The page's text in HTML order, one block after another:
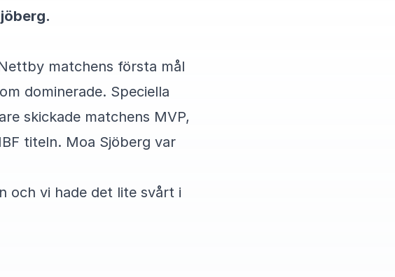
matchens första mål
dominerade. Speciella
skickade matchens MVP,
titeln. Moa Sjöberg var
och vi hade det lite svårt i